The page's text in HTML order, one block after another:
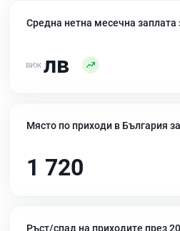
Средна нетна месечна заплата
лв
Място по приходи в България
1 720
Ръст/спад на приходите през